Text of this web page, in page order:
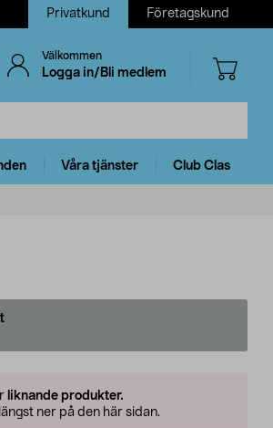
Privatkund Företagskund
Välkommen
Logga in/Bli medlem
Våra tjänster Club Clas
liknande produkter.
ner på den här sidan.